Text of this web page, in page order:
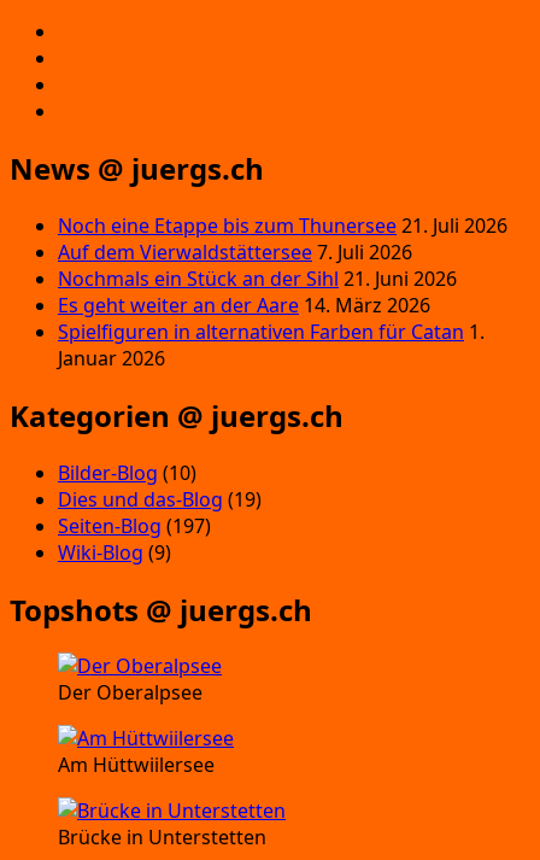
News @ juergs.ch
Noch eine Etappe bis zum Thunersee21. Juli 2026
Auf dem Vierwaldstättersee7. Juli 2026
Nochmals ein Stück an der Sihl 21. Juni 2026
Es geht weiter an der Aare 14. März 2026
Spielfiguren in alternativen Farben für Catan 1.
Januar 2026
Kategorien @ juergs.ch
Bilder-Blog (10)
Dies und das-Blog (19)
Seiten-Blog (197)
Wiki-Blog (9)
Topshots @ juergs.ch
Der Oberalpsee
Am Hüttwiilersee
Brücke in Unterstetten